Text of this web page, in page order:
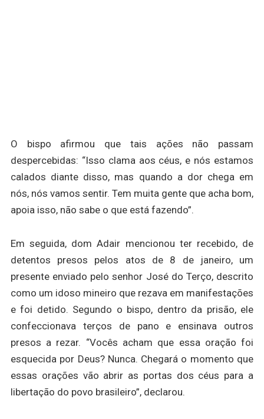
O bispo afirmou que tais ações não passam
despercebidas: “Isso clama aos céus, e nós estamos
calados diante disso, mas quando a dor chega em
nós, nós vamos sentir. Tem muita gente que acha bom,
apoia isso, não sabe o que está fazendo”.
Em seguida, dom Adair mencionou ter recebido, de
detentos presos pelos atos de 8 de janeiro, um
presente enviado pelo senhor José do Terço, descrito
como um idoso mineiro que rezava em manifestações
e foi detido. Segundo o bispo, dentro da prisão, ele
confeccionava terços de pano e ensinava outros
presos a rezar. “Vocês acham que essa oração foi
esquecida por Deus? Nunca. Chegará o momento que
essas orações vão abrir as portas dos céus para a
libertação do povo brasileiro”, declarou.